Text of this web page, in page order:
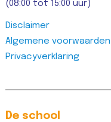
(08:00 tot 15:00 uur)
Disclaimer
Algemene voorwaarden
Privacyverklaring
De school